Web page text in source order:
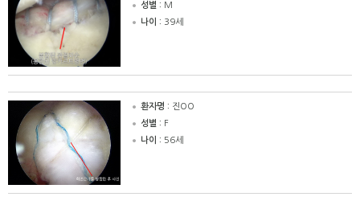
성별 : M
나이 : 39세
환자명 : 진OO
성별 : F
나이 : 56세